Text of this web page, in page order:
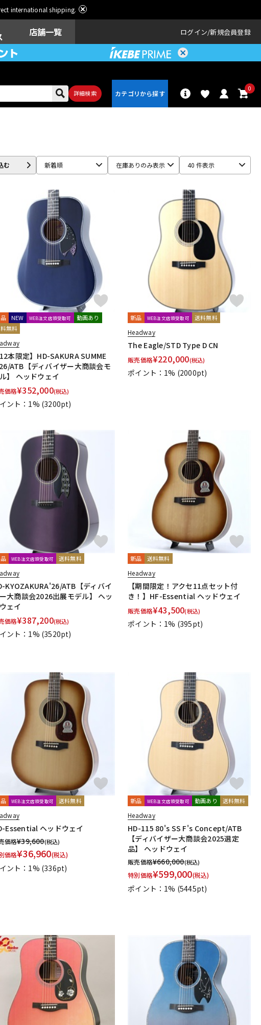
international shipping.
店舗一覧 ログイン 新規会員登録
詳細検索
0
アンプ エフェクター
配信/ライブ
機器
楽器アクセサ
リ
む 新着順 在庫ありのみ表示 40 件表示
NEW WEB注文店頭受取可
動画あり
無料
12本限定】HD-SAKURA SUMME
ATB【ディバイザー大商談会モ
】 ヘッドウェイ
価格¥352,000(税込)
ント：1% (3200pt)
新品 WEB注文店頭受取可 送料無料
Headway
The Eagle/STD Type D CN
販売価格¥220,000(税込)
ポイント：1% (2000pt)
WEB注文店頭受取可 送料無料
KYOZAKURA'26/ATB【ディバイ
大商談会2026出展モデル】 ヘッ
ェイ
価格¥387,200(税込)
ント：1% (3520pt)
新品 送料無料
Headway
【期間限定！アクセ11点セット付
き！】HF-Essential ヘッドウェイ
販売価格¥43,500(税込)
ポイント：1% (395pt)
WEB注文店頭受取可 送料無料
Essential ヘッドウェイ
価格¥39,600(税込)
価格¥36,960(税込)
ント：1% (336pt)
新品 WEB注文店頭受取可 動画あり 送料無料
Headway
HD-115 80's SS F's Concept/ATB
【ディバイザー大商談会2025選定
品】 ヘッドウェイ
販売価格¥660,000(税込)
特別価格¥599,000(税込)
ポイント：1% (5445pt)